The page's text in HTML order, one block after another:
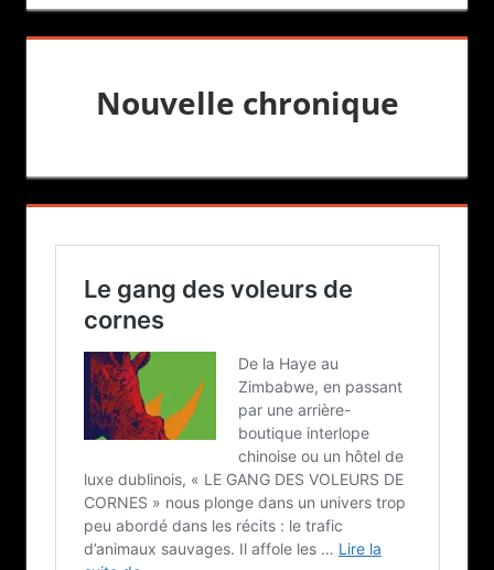
Nouvelle chronique